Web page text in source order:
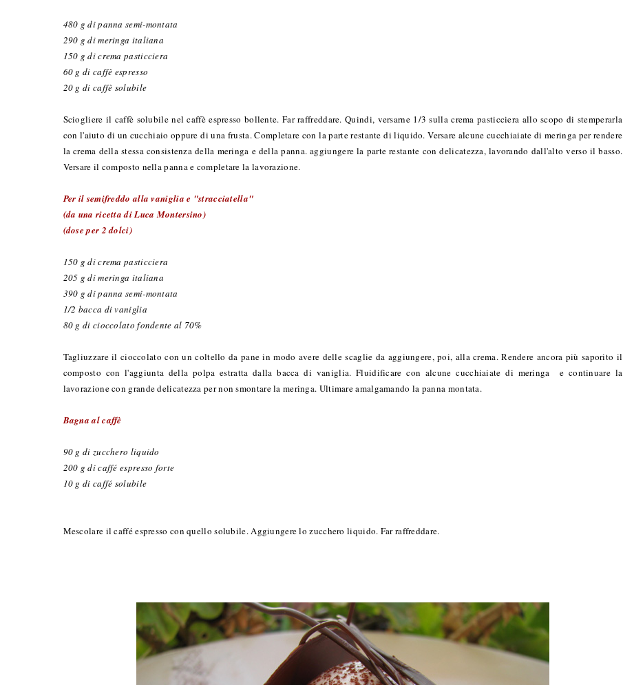
480 g di panna semi-montata
290 g di meringa italiana
150 g di crema pasticciera
60 g di caffè espresso
20 g di caffè solubile
Sciogliere il caffè solubile nel caffè espresso bollente. Far raffreddare. Quindi, versarne 1/3 sulla crema pasticciera allo scopo di stemperarla
con l'aiuto di un cucchiaio oppure di una frusta. Completare con la parte restante di liquido. Versare alcune cucchiaiate di meringa per rendere
la crema della stessa consistenza della meringa e della panna. aggiungere la parte restante con delicatezza, lavorando dall'alto verso il basso.
Versare il composto nella panna e completare la lavorazione.
Per il semifreddo alla vaniglia e "stracciatella"
(da una ricetta di Luca Montersino)
(dose per 2 dolci)
150 g di crema pasticciera
205 g di meringa italiana
390 g di panna semi-montata
1/2 bacca di vaniglia
80 g di cioccolato fondente al 70%
Tagliuzzare il cioccolato con un coltello da pane in modo avere delle scaglie da aggiungere, poi, alla crema. Rendere ancora più saporito il
composto con l'aggiunta della polpa estratta dalla bacca di vaniglia. Fluidificare con alcune cucchiaiate di meringa e continuare la
lavorazione con grande delicatezza per non smontare la meringa. Ultimare amalgamando la panna montata.
Bagna al caffè
90 g di zucchero liquido
200 g di caffé espresso forte
10 g di caffé solubile
Mescolare il caffé espresso con quello solubile. Aggiungere lo zucchero liquido. Far raffreddare.